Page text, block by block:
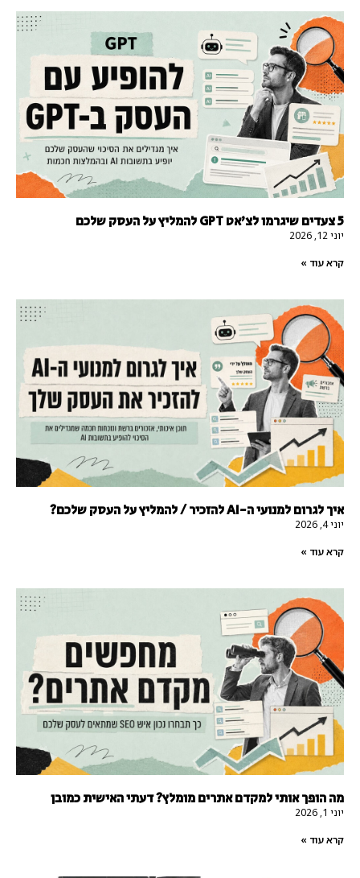
5 צעדים שיגרמו לצ'אט GPT להמליץ על העסק שלכם
יוני 12, 2026
קרא עוד »
איך לגרום למנועי ה-AI להזכיר / להמליץ על העסק שלכם?
יוני 4, 2026
קרא עוד »
מה הופך אותי למקדם אתרים מומלץ? דעתי האישית כמובן
יוני 1, 2026
קרא עוד »